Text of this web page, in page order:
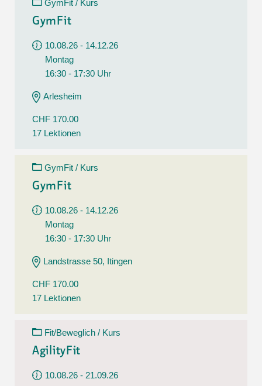
GymFit / Kurs
GymFit
10.08.26 - 14.12.26
Montag
16:30 - 17:30 Uhr
Arlesheim
CHF 170.00
17 Lektionen
GymFit / Kurs
GymFit
10.08.26 - 14.12.26
Montag
16:30 - 17:30 Uhr
Landstrasse 50, Itingen
CHF 170.00
17 Lektionen
Fit/Beweglich / Kurs
AgilityFit
10.08.26 - 21.09.26